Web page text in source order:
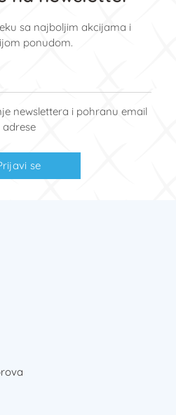
sa najboljim akcijama i
ponudom.
newslettera i pohranu email
adrese
se